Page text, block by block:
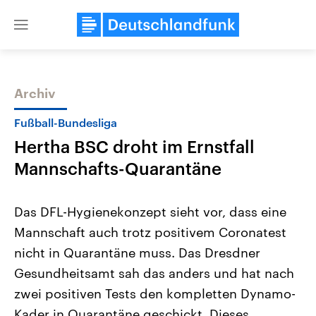
Close
Themen
Landtagswahl Sachsen-Anhalt
2026
Alle Informationen
Sachsen-Anhalt wählt am 6.
September 2026 einen neuen
Landtag. Seit 2021 wird das
Bundesland von einer Koalition aus
USA
Aktuelle Beiträge,
Hintergründe
Wirtschaftlich und
gehören die Vereinigten
den mächtigsten Ländern
mit großem Einfluss auf
Archiv
Fußball-Bundesliga
Hertha BSC droht im Ernstfall
Mannschafts-Quarantäne
Das DFL-Hygienekonzept sieht vor, dass eine
Mannschaft auch trotz positivem Coronatest
nicht in Quarantäne muss. Das Dresdner
Gesundheitsamt sah das anders und hat nach
zwei positiven Tests den kompletten Dynamo-